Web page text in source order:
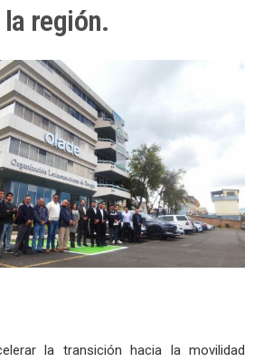
región.
la transición hacia la movilidad